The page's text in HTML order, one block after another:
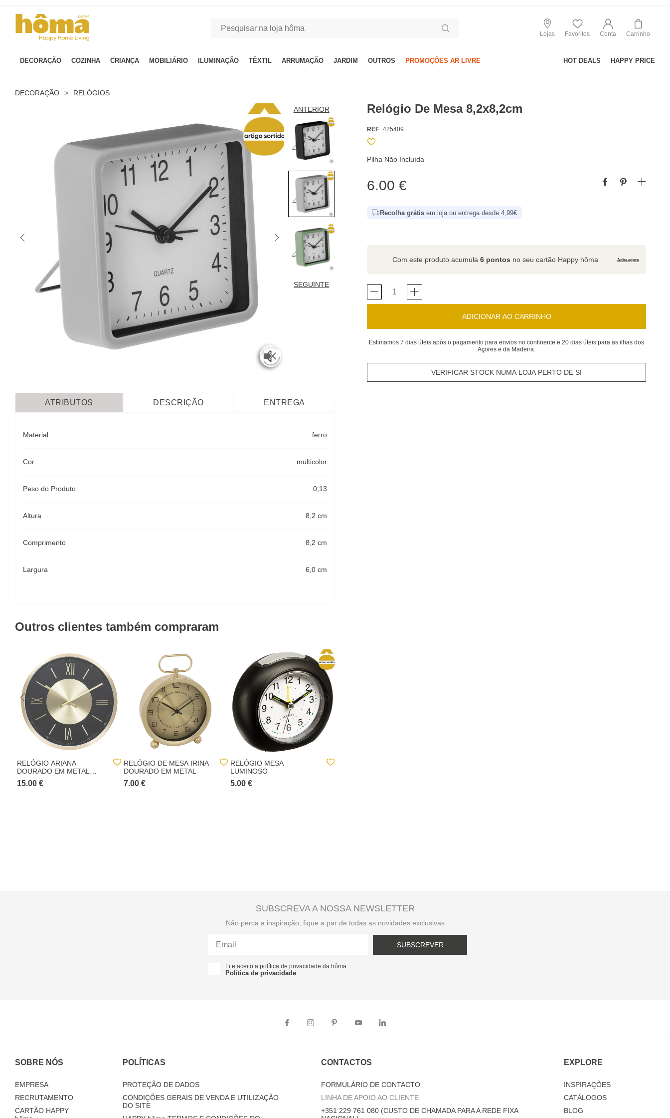
Lojas Favoritos Conta Carrinho
DECORAÇÃO COZINHA CRIANÇA MOBILIÁRIO ILUMINAÇÃO TÊXTIL ARRUMAÇÃO JARDIM OUTROS PROMOÇÕES AR LIVRE HOT DEALS HAPPY PRICE
DECORAÇÃO > RELÓGIOS
ANTERIOR
SEGUINTE
Relógio De Mesa 8,2x8,2cm
REF 425409
Pilha Não Incluída
6.00 €
Recolha grátis em loja ou entrega desde 4,99€
Com este produto acumula6 pontos no seu cartão Happy hôma Adira agora
ADICIONAR AO CARRINHO
Estimamos 7 dias úteis após o pagamento para envios no continente e 20 dias úteis para as ilhas dos
Açores e da Madeira.
VERIFICAR STOCK NUMA LOJA PERTO DE SI
ATRIBUTOS DESCRIÇÃO ENTREGA
Material ferro
Cor multicolor
Peso do Produto 0,13
Altura 8,2 cm
Comprimento 8,2 cm
Largura 6,0 cm
Outros clientes também compraram
RELÓGIO ARIANA
DOURADO EM METAL
30,4CM
15.00 €
RELÓGIO DE MESA IRINA
DOURADO EM METAL
7.00 €
RELÓGIO MESA
LUMINOSO
5.00 €
SUBSCREVA A NOSSA NEWSLETTER
Não perca a inspiração, fique a par de todas as novidades exclusivas
SUBSCREVER
Li e aceito a política de privacidade da hôma.
Política de privacidade
SOBRE NÓS
EMPRESA
RECRUTAMENTO
CARTÃO HAPPY
POLÍTICAS
PROTEÇÃO DE DADOS
CONDIÇÕES GERAIS DE VENDA E UTILIZAÇÃO
DO SITE
CONTACTOS
FORMULÁRIO DE CONTACTO
LINHA DE APOIO AO CLIENTE
+351 229 761 080 (CUSTO DE CHAMADA PARA A REDE FIXA
EXPLORE
INSPIRAÇÕES
CATÁLOGOS
BLOG